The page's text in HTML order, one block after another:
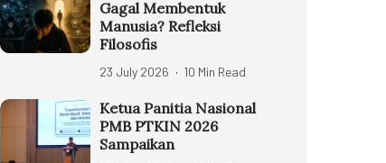
Gagal Membentuk
Manusia? Refleksi
Filosofis
23 July 2026 10 Min Read
Ketua Panitia Nasional
PMB PTKIN 2026
Sampaikan